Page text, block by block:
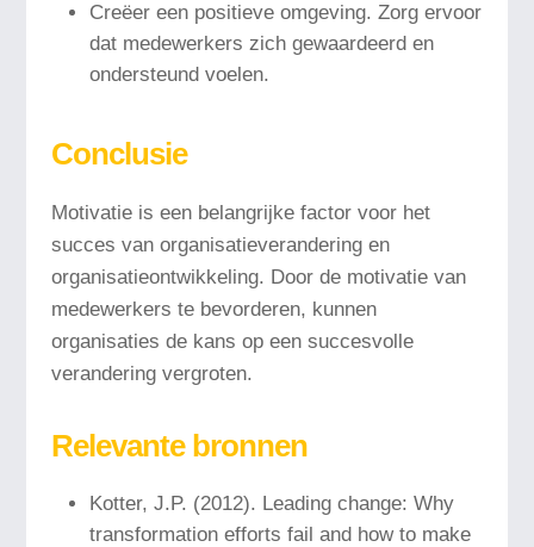
Creëer een positieve omgeving. Zorg ervoor
dat medewerkers zich gewaardeerd en
ondersteund voelen.
Conclusie
Motivatie is een belangrijke factor voor het
succes van organisatieverandering en
organisatieontwikkeling. Door de motivatie van
medewerkers te bevorderen, kunnen
organisaties de kans op een succesvolle
verandering vergroten.
Relevante bronnen
Kotter, J.P. (2012). Leading change: Why
transformation efforts fail and how to make